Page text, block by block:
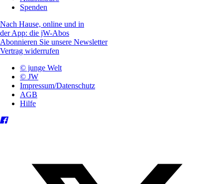
Spenden
Nach Hause, online und in
der App: die jW-Abos
Abonnieren Sie unsere Newsletter
Vertrag widerrufen
© junge Welt
© JW
Impressum/Datenschutz
AGB
Hilfe